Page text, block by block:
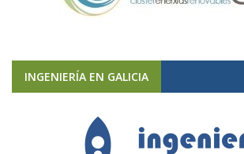
INGENIERÍA EN GALICIA